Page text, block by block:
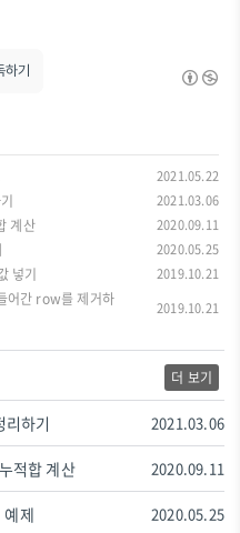
하기
2021.05.22
2021.03.06
계산 2020.09.11
2020.05.25
넣기 2019.10.21
어간 row를 제거하
2019.10.21
더 보기
리하기 2021.03.06
적합 계산 2020.09.11
예제 2020.05.25